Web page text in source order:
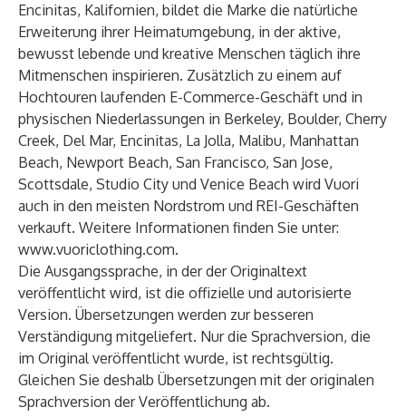
Encinitas, Kalifornien, bildet die Marke die natürliche
Erweiterung ihrer Heimatumgebung, in der aktive,
bewusst lebende und kreative Menschen täglich ihre
Mitmenschen inspirieren. Zusätzlich zu einem auf
Hochtouren laufenden E-Commerce-Geschäft und in
physischen Niederlassungen in Berkeley, Boulder, Cherry
Creek, Del Mar, Encinitas, La Jolla, Malibu, Manhattan
Beach, Newport Beach, San Francisco, San Jose,
Scottsdale, Studio City und Venice Beach wird Vuori
auch in den meisten Nordstrom und REI-Geschäften
verkauft. Weitere Informationen finden Sie unter:
www.vuoriclothing.com.
Die Ausgangssprache, in der der Originaltext
veröffentlicht wird, ist die offizielle und autorisierte
Version. Übersetzungen werden zur besseren
Verständigung mitgeliefert. Nur die Sprachversion, die
im Original veröffentlicht wurde, ist rechtsgültig.
Gleichen Sie deshalb Übersetzungen mit der originalen
Sprachversion der Veröffentlichung ab.